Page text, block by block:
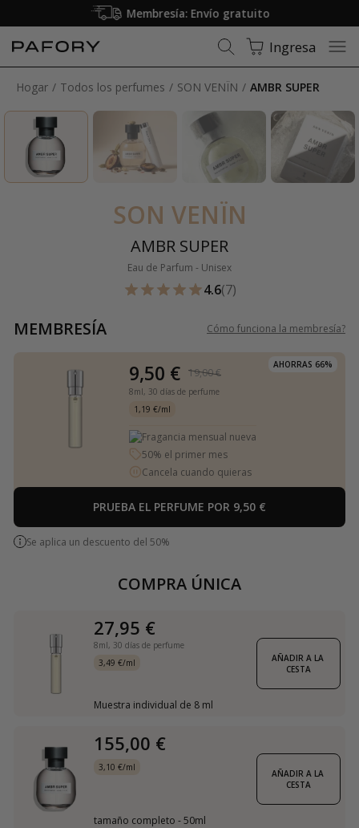
Membresía: Envío gratuito
Ingresa
Hogar Todos los perfumes SON VENÏN AMBR SUPER
SON VENÏN
AMBR SUPER
Eau de Parfum - Unisex
4.6(7)
MEMBRESÍA Cómo funciona la membresía?
AHORRAS 66%
9,50 € 19,00 €
8ml, 30 días de perfume
1,19 €/ml
Fragancia mensual nueva
50% el primer mes
Cancela cuando quieras
PRUEBA EL PERFUME POR 9,50 €
Se aplica un descuento del 50%
COMPRA ÚNICA
27,95 €
8ml, 30 días de perfume
3,49 €/ml
Muestra individual de 8 ml
AÑADIR A LA
CESTA
155,00 €
3,10 €/ml
tamaño completo - 50ml
AÑADIR A LA
CESTA